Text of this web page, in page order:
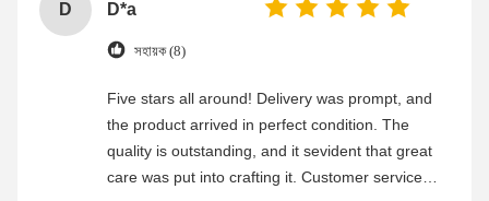
D D*a
সহায়ক (8)
Five stars all around! Delivery was prompt, and
the product arrived in perfect condition. The
quality is outstanding, and it sevident that great
care was put into crafting it. Customer service